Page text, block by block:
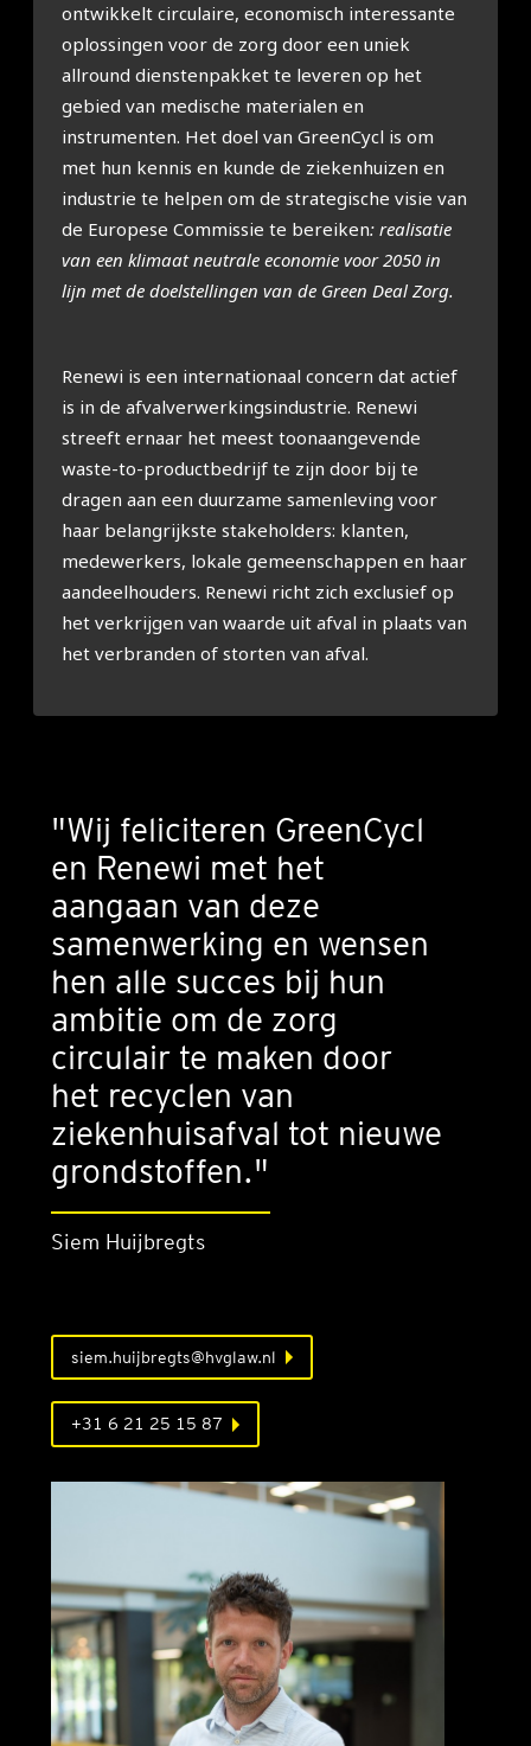
ontwikkelt circulaire, economisch interessante
oplossingen voor de zorg door een uniek
allround dienstenpakket te leveren op het
gebied van medische materialen en
instrumenten. Het doel van GreenCycl is om
met hun kennis en kunde de ziekenhuizen en
industrie te helpen om de strategische visie van
de Europese Commissie te bereiken: realisatie
van een klimaat neutrale economie voor 2050 in
lijn met de doelstellingen van de Green Deal Zorg.
Renewi is een internationaal concern dat actief
is in de afvalverwerkingsindustrie. Renewi
streeft ernaar het meest toonaangevende
waste-to-productbedrijf te zijn door bij te
dragen aan een duurzame samenleving voor
haar belangrijkste stakeholders: klanten,
medewerkers, lokale gemeenschappen en haar
aandeelhouders. Renewi richt zich exclusief op
het verkrijgen van waarde uit afval in plaats van
het verbranden of storten van afval.
"Wij feliciteren GreenCycl
en Renewi met het
aangaan van deze
samenwerking en wensen
hen alle succes bij hun
ambitie om de zorg
circulair te maken door
het recyclen van
ziekenhuisafval tot nieuwe
grondstoffen."
Siem Huijbregts
siem.huijbregts@hvglaw.nl
+31 6 21 25 15 87